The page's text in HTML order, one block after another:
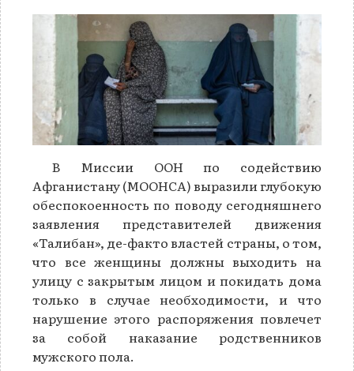
В Миссии ООН по содействию
Афганистану (МООНСА) выразили глубокую
обеспокоенность по поводу сегодняшнего
заявления представителей движения
«Талибан», де-факто властей страны, о том,
что все женщины должны выходить на
улицу с закрытым лицом и покидать дома
только в случае необходимости, и что
нарушение этого распоряжения повлечет
за собой наказание родственников
мужского пола.